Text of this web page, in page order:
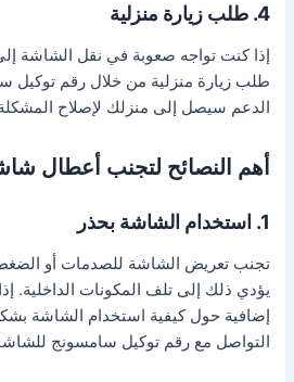
4. طلب زيارة منزلية
إذا كنت تواجه صعوبة في نقل الشاشة
طلب زيارة منزلية من خلال رقم
الدعم سيصل إلى منزلك لإصلاح
أهم النصائح لتجنب أعطال
1. استخدام الشاشة بحذر
تجنب تعريض الشاشة للصدمات أو
يؤدي ذلك إلى تلف المكونات الداخلية.
إضافية حول كيفية استخدام الشاشة
التواصل مع رقم توكيل سامسونج